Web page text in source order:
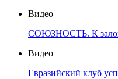
Видео
СОЮЗНОСТЬ. К
Видео
Евразийский клуб